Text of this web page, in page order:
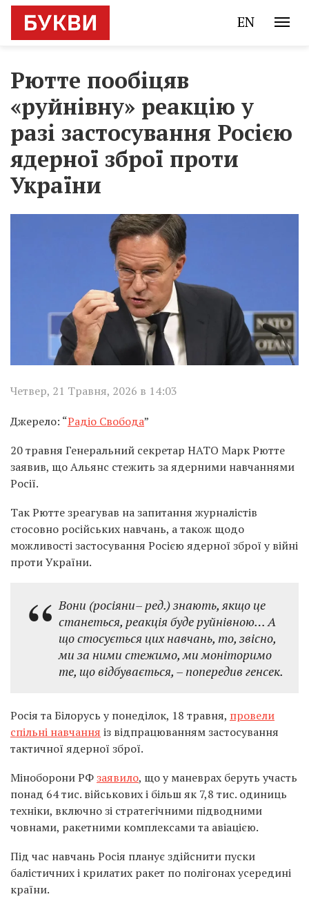
EN
Рютте пообіцяв
«руйнівну» реакцію у
разі застосування Росією
ядерної зброї проти
України
Четвер, 21 Травня, 2026 в 14:03
Джерело: “Радіо Свобода”
20 травня Генеральний секретар НАТО Марк Рютте
заявив, що Альянс стежить за ядерними навчаннями
Росії.
Так Рютте зреагував на запитання журналістів
стосовно російських навчань, а також щодо
можливості застосування Росією ядерної зброї у війні
проти України.
Вони (росіяни– ред.) знають, якщо це
станеться, реакція буде руйнівною… А
що стосується цих навчань, то, звісно,
ми за ними стежимо, ми моніторимо
те, що відбувається, – попередив генсек.
Росія та Білорусь у понеділок, 18 травня, провели
спільні навчання із відпрацюванням застосування
тактичної ядерної зброї.
Міноборони РФзаявило, що у маневрах беруть участь
понад 64 тис. військових і більш як 7,8 тис. одиниць
техніки, включно зі стратегічними підводними
човнами, ракетними комплексами та авіацією.
Під час навчань Росія планує здійснити пуски
балістичних і крилатих ракет по полігонах усередині
країни.